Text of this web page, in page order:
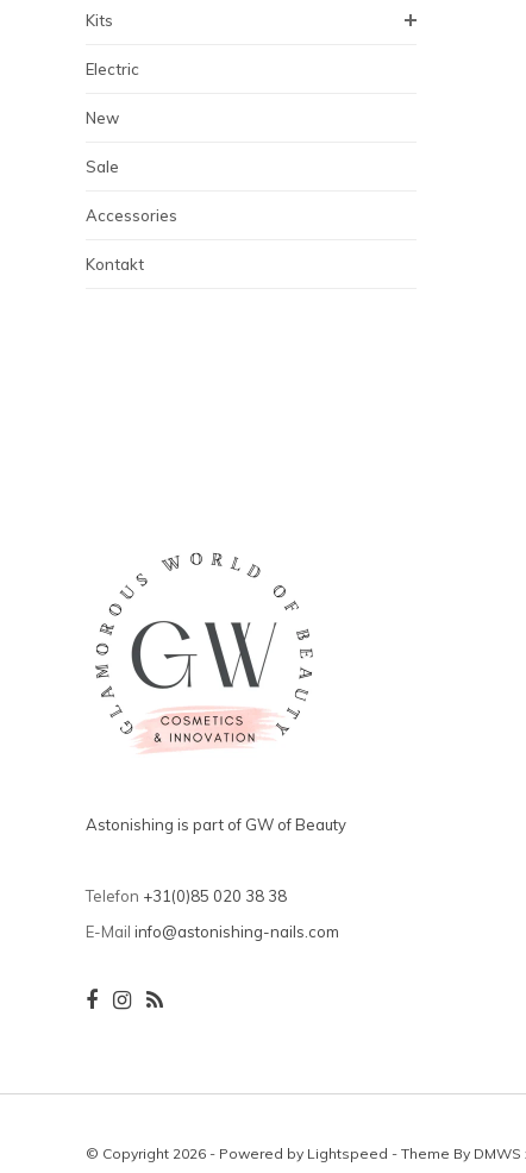
Kits
Electric
New
Sale
Accessories
Kontakt
Astonishing is part of GW of Beauty
Telefon +31(0)85 020 38 38
E-Mail info@astonishing-nails.com
© Copyright 2026 - Powered by Lightspeed - Theme By DMWS